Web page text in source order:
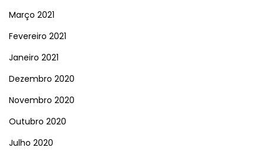
Março 2021
Fevereiro 2021
Janeiro 2021
Dezembro 2020
Novembro 2020
Outubro 2020
Julho 2020